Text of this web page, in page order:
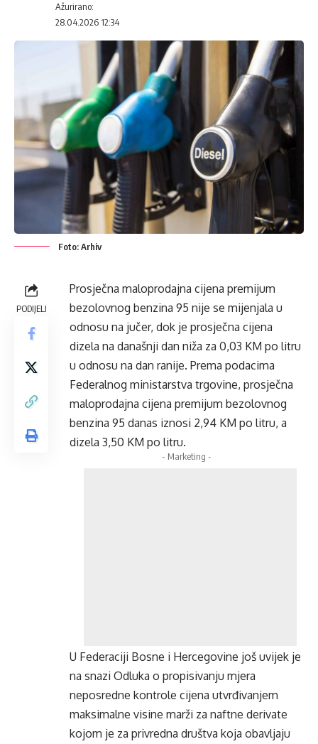
Ažurirano:
28.04.2026 12:34
Foto: Arhiv
PODIJELI
Prosječna maloprodajna cijena premijum
bezolovnog benzina 95 nije se mijenjala u
odnosu na jučer, dok je prosječna cijena
dizela na današnji dan niža za 0,03 KM po litru
u odnosu na dan ranije. Prema podacima
Federalnog ministarstva trgovine, prosječna
maloprodajna cijena premijum bezolovnog
benzina 95 danas iznosi 2,94 KM po litru, a
dizela 3,50 KM po litru.
- Marketing -
U Federaciji Bosne i Hercegovine još uvijek je
na snazi Odluka o propisivanju mjera
neposredne kontrole cijena utvrđivanjem
maksimalne visine marži za naftne derivate
kojom je za privredna društva koja obavljaju